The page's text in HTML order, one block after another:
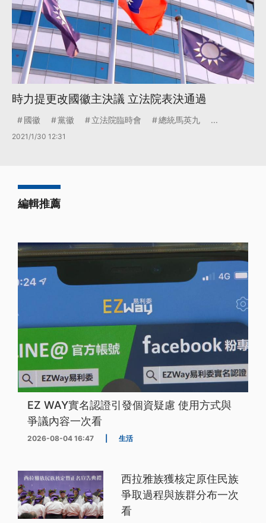
時力提更改國徽主決議 立法院表決通過
國徽 黨徽 立法院臨時會 總統馬英九 ...
2021/1/30 12:31
編輯推薦
EZ WAY實名認證引發個資疑慮 使用方式與
爭議內容一次看
2026-08-04 16:47 生活
西拉雅族獲核定原住民族
爭取過程與族群分布一次
看